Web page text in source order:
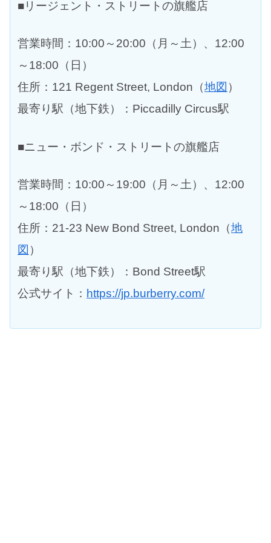
■リージェント・ストリートの旗艦店
営業時間：10:00～20:00（月～土）、12:00
～18:00（日）
住所：121 Regent Street, London（地図 ）
最寄り駅（地下鉄）：Piccadilly Circus駅
■ニュー・ボンド・ストリートの旗艦店
営業時間：10:00～19:00（月～土）、12:00
～18:00（日）
住所：21-23 New Bond Street, London（地
図 ）
最寄り駅（地下鉄）：Bond Street駅
公式サイト： https://jp.burberry.com/